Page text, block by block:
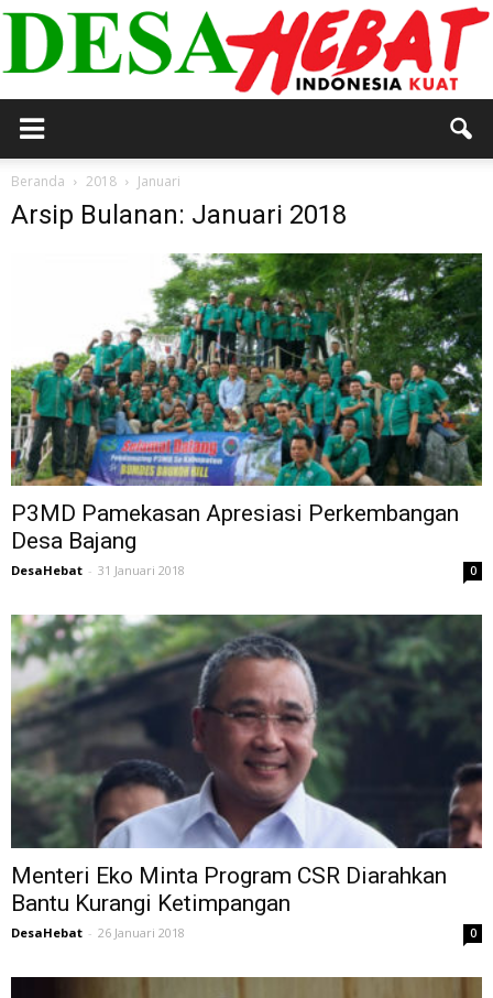
Beranda 2018 Januari
Arsip Bulanan: Januari 2018
P3MD Pamekasan Apresiasi Perkembangan
Desa Bajang
DesaHebat - 31 Januari 2018 0
Menteri Eko Minta Program CSR Diarahkan
Bantu Kurangi Ketimpangan
DesaHebat - 26 Januari 2018 0